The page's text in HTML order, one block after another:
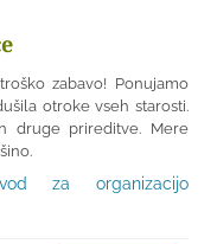
zabavo! Ponujamo
otroke vseh starosti.
druge prireditve. Mere
za organizacijo